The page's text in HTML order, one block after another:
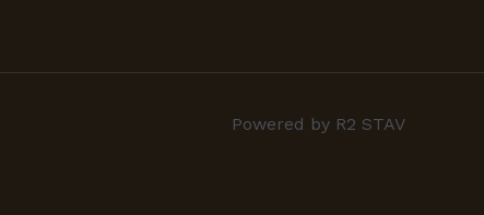
Powered by R2 STAV